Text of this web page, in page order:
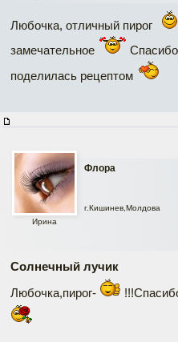
Любочка, отличный пирог
замечательное
поделилась рецептом
Флора
Ирина
г.Кишинев,Молдова
Солнечный лучик
Любочка,пирог-